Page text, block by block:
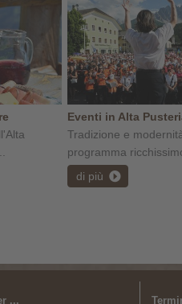
Eventi in Alta
Tradizione e
programma
di più
...